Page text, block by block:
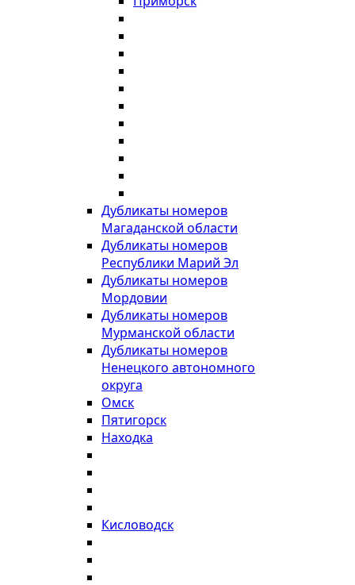
Дубликаты номеров
Магаданской области
Дубликаты номеров
Республики Марий Эл
Дубликаты номеров
Мордовии
Дубликаты номеров
Мурманской области
Дубликаты номеров
Ненецкого автономного
округа
Омск
Пятигорск
Находка
Кисловодск